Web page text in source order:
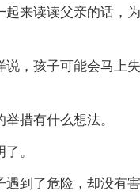
来读读父亲的话，
，孩子可能会马上失
措有什么想法。
。
到了危险，却没有害